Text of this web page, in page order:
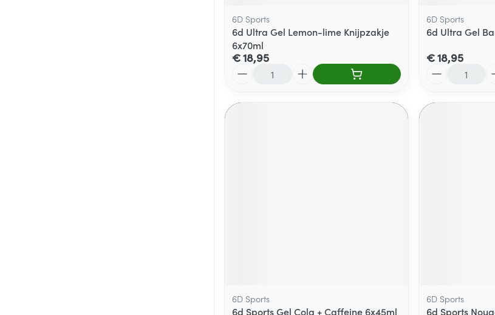
6D Sports
6d Ultra Gel Lemon-lime Knijpzakje
6x70ml
€ 18,95
6D Sports
6d Ultra Gel
€ 18,95
6D Sports
6d Sports Gel Cola + Caffeine 6x45ml
6D Sports
6d Sports